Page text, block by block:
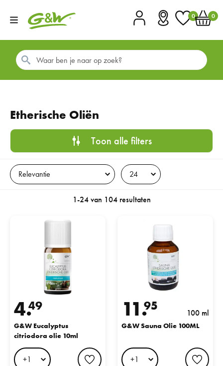
0 0
Etherische Oliën
Toon alle filters
1-24 van 104 resultaten
G&W Eucalyptus citriodora olie 10ml
4.49
G&W Eucalyptus
citriodora olie 10ml
favorite button
11.
95 100 ml
G&W Sauna Olie 100ML